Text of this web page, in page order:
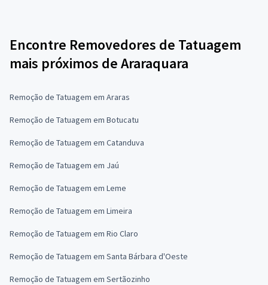
Encontre Removedores de Tatuagem
mais próximos de Araraquara
Remoção de Tatuagem em Araras
Remoção de Tatuagem em Botucatu
Remoção de Tatuagem em Catanduva
Remoção de Tatuagem em Jaú
Remoção de Tatuagem em Leme
Remoção de Tatuagem em Limeira
Remoção de Tatuagem em Rio Claro
Remoção de Tatuagem em Santa Bárbara d'Oeste
Remoção de Tatuagem em Sertãozinho